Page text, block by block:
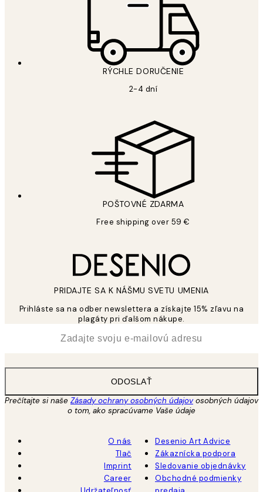
RÝCHLE DORUČENIE
2-4 dní
POŠTOVNÉ ZDARMA
Free shipping over 59 €
PRIDAJTE SA K NÁŠMU SVETU UMENIA
Prihláste sa na odber newslettera a získajte 15% zľavu na
plagáty pri ďalšom nákupe.
ODOSLAŤ
Prečítajte si naše Zásady ochrany osobných údajovosobných údajov
o tom, ako spracúvame Vaše údaje
O nás
Tlač
Imprint
Career
Desenio Art Advice
Zákaznícka podpora
Sledovanie objednávky
Obchodné podmienky